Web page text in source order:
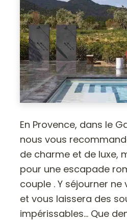
En Provence, dans le
nous vous
de charme et de luxe,
pour une escapade
couple . Y séjourner
et vous laissera des
impérissables… Que